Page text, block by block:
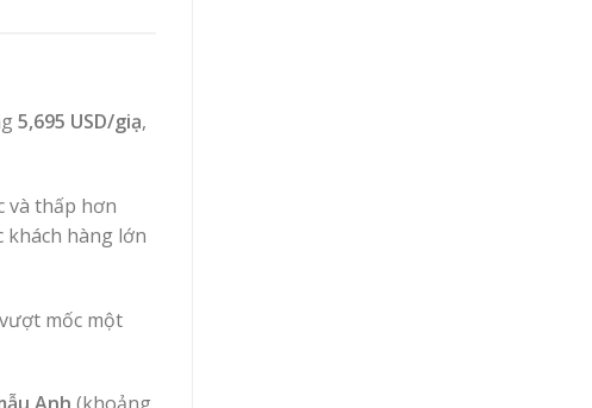
5,695 USD/giạ,
và thấp hơn
khách hàng lớn
mốc một